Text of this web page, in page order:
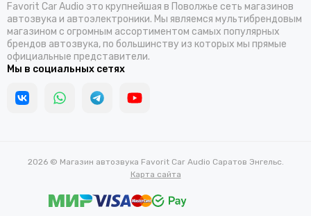
Favorit Car Audio это крупнейшая в Поволжье сеть магазинов
автозвука и автоэлектроники. Мы являемся мультибрендовым
магазином с огромным ассортиментом самых популярных
брендов автозвука, по большинству из которых мы прямые
официальные представители.
Мы в социальных сетях
2026 © Магазин автозвука Favorit Car Audio Саратов Энгельс.
Карта сайта